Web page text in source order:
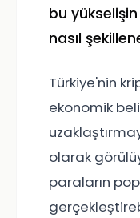
bu
nasıl
Türkiye'nin
ekonomik
olarak
paraların